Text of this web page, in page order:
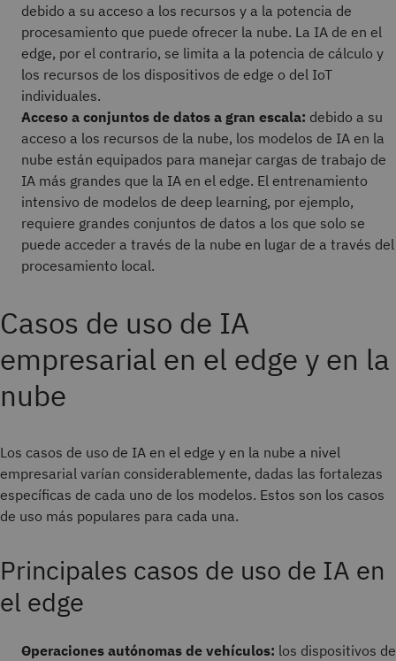
debido a su acceso a los recursos y a la potencia de
procesamiento que puede ofrecer la nube. La IA de en el
edge, por el contrario, se limita a la potencia de cálculo y
los recursos de los dispositivos de edge o del IoT
individuales.
Acceso a conjuntos de datos a gran escala: debido a su
acceso a los recursos de la nube, los modelos de IA en la
nube están equipados para manejar cargas de trabajo de
IA más grandes que la IA en el edge. El entrenamiento
intensivo de modelos de deep learning, por ejemplo,
requiere grandes conjuntos de datos a los que solo se
puede acceder a través de la nube en lugar de a través del
procesamiento local.
Casos de uso de IA
empresarial en el edge y en la
nube
Los casos de uso de IA en el edge y en la nube a nivel
empresarial varían considerablemente, dadas las fortalezas
específicas de cada uno de los modelos. Estos son los casos
de uso más populares para cada una.
Principales casos de uso de IA en
el edge
Operaciones autónomas de vehículos: los dispositivos de